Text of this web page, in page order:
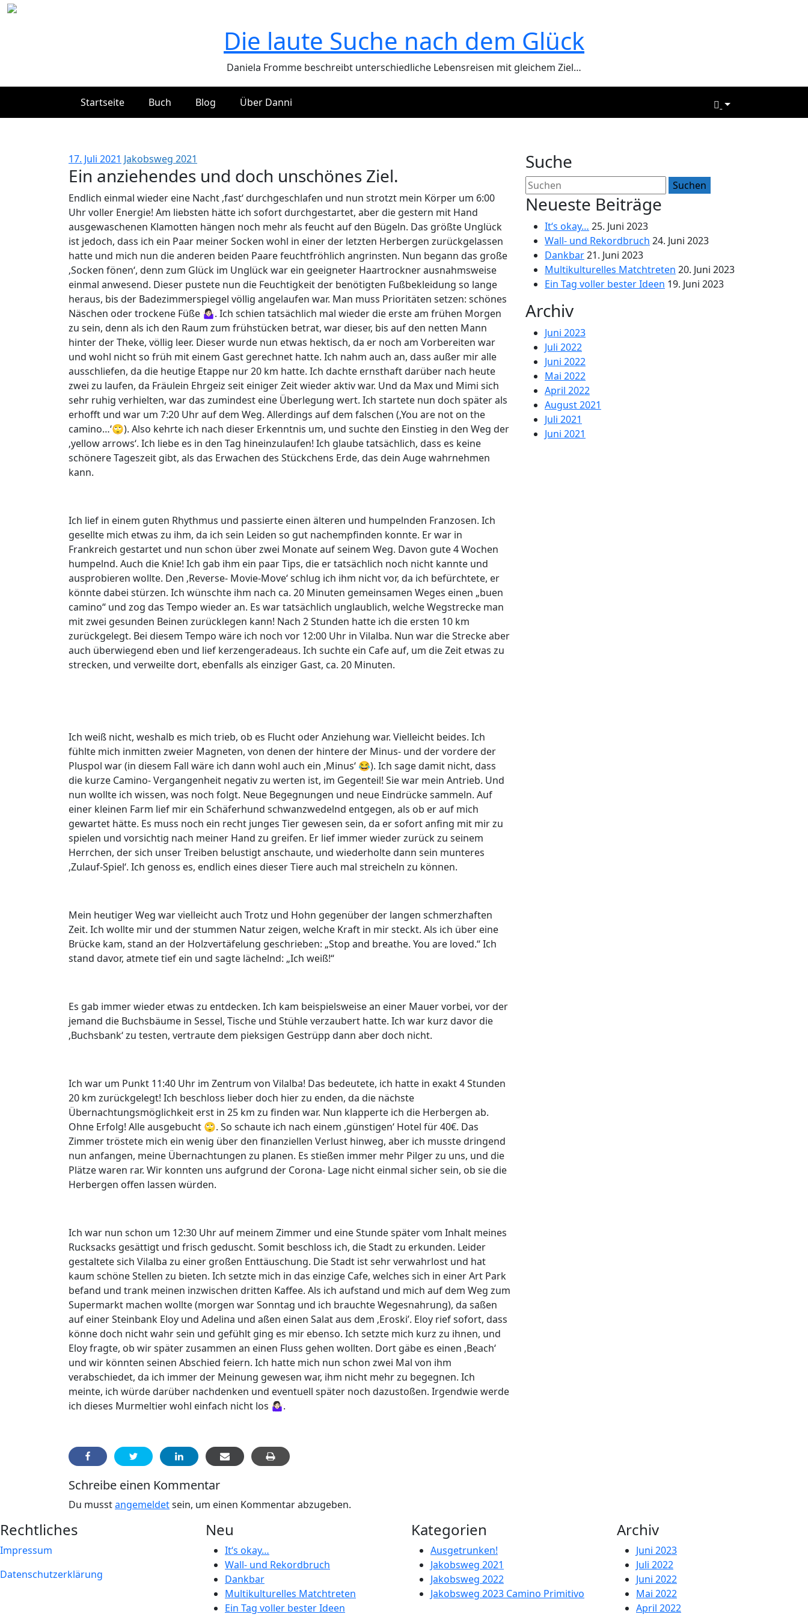
Zum
Die laute Suche nach dem Glück
Daniela Fromme beschreibt unterschiedliche Lebensreisen mit gleichem Ziel…
Startseite Buch Blog Über Danni
17. Juli 2021 Jakobsweg 2021
Ein anziehendes und doch unschönes Ziel.
Endlich einmal wieder eine Nacht ‚fast‘ durchgeschlafen und nun strotzt mein Körper um 6:00
Uhr voller Energie! Am liebsten hätte ich sofort durchgestartet, aber die gestern mit Hand
ausgewaschenen Klamotten hängen noch mehr als feucht auf den Bügeln. Das größte Unglück
ist jedoch, dass ich ein Paar meiner Socken wohl in einer der letzten Herbergen zurückgelassen
hatte und mich nun die anderen beiden Paare feuchtfröhlich angrinsten. Nun begann das große
‚Socken fönen‘, denn zum Glück im Unglück war ein geeigneter Haartrockner ausnahmsweise
einmal anwesend. Dieser pustete nun die Feuchtigkeit der benötigten Fußbekleidung so lange
heraus, bis der Badezimmerspiegel völlig angelaufen war. Man muss Prioritäten setzen: schönes
Näschen oder trockene Füße 🤷🏻‍♀️. Ich schien tatsächlich mal wieder die erste am frühen Morgen
zu sein, denn als ich den Raum zum frühstücken betrat, war dieser, bis auf den netten Mann
hinter der Theke, völlig leer. Dieser wurde nun etwas hektisch, da er noch am Vorbereiten war
und wohl nicht so früh mit einem Gast gerechnet hatte. Ich nahm auch an, dass außer mir alle
ausschliefen, da die heutige Etappe nur 20 km hatte. Ich dachte ernsthaft darüber nach heute
zwei zu laufen, da Fräulein Ehrgeiz seit einiger Zeit wieder aktiv war. Und da Max und Mimi sich
sehr ruhig verhielten, war das zumindest eine Überlegung wert. Ich startete nun doch später als
erhofft und war um 7:20 Uhr auf dem Weg. Allerdings auf dem falschen (‚You are not on the
camino…‘🙄). Also kehrte ich nach dieser Erkenntnis um, und suchte den Einstieg in den Weg der
‚yellow arrows‘. Ich liebe es in den Tag hineinzulaufen! Ich glaube tatsächlich, dass es keine
schönere Tageszeit gibt, als das Erwachen des Stückchens Erde, das dein Auge wahrnehmen
kann.
Ich lief in einem guten Rhythmus und passierte einen älteren und humpelnden Franzosen. Ich
gesellte mich etwas zu ihm, da ich sein Leiden so gut nachempfinden konnte. Er war in
Frankreich gestartet und nun schon über zwei Monate auf seinem Weg. Davon gute 4 Wochen
humpelnd. Auch die Knie! Ich gab ihm ein paar Tips, die er tatsächlich noch nicht kannte und
ausprobieren wollte. Den ‚Reverse- Movie-Move‘ schlug ich ihm nicht vor, da ich befürchtete, er
könnte dabei stürzen. Ich wünschte ihm nach ca. 20 Minuten gemeinsamen Weges einen „buen
camino“ und zog das Tempo wieder an. Es war tatsächlich unglaublich, welche Wegstrecke man
mit zwei gesunden Beinen zurücklegen kann! Nach 2 Stunden hatte ich die ersten 10 km
zurückgelegt. Bei diesem Tempo wäre ich noch vor 12:00 Uhr in Vilalba. Nun war die Strecke aber
auch überwiegend eben und lief kerzengeradeaus. Ich suchte ein Cafe auf, um die Zeit etwas zu
strecken, und verweilte dort, ebenfalls als einziger Gast, ca. 20 Minuten.
Ich weiß nicht, weshalb es mich trieb, ob es Flucht oder Anziehung war. Vielleicht beides. Ich
fühlte mich inmitten zweier Magneten, von denen der hintere der Minus- und der vordere der
Pluspol war (in diesem Fall wäre ich dann wohl auch ein ,Minus‘ 😂). Ich sage damit nicht, dass
die kurze Camino- Vergangenheit negativ zu werten ist, im Gegenteil! Sie war mein Antrieb. Und
nun wollte ich wissen, was noch folgt. Neue Begegnungen und neue Eindrücke sammeln. Auf
einer kleinen Farm lief mir ein Schäferhund schwanzwedelnd entgegen, als ob er auf mich
gewartet hätte. Es muss noch ein recht junges Tier gewesen sein, da er sofort anfing mit mir zu
spielen und vorsichtig nach meiner Hand zu greifen. Er lief immer wieder zurück zu seinem
Herrchen, der sich unser Treiben belustigt anschaute, und wiederholte dann sein munteres
‚Zulauf-Spiel‘. Ich genoss es, endlich eines dieser Tiere auch mal streicheln zu können.
Mein heutiger Weg war vielleicht auch Trotz und Hohn gegenüber der langen schmerzhaften
Zeit. Ich wollte mir und der stummen Natur zeigen, welche Kraft in mir steckt. Als ich über eine
Brücke kam, stand an der Holzvertäfelung geschrieben: „Stop and breathe. You are loved.“ Ich
stand davor, atmete tief ein und sagte lächelnd: „Ich weiß!“
Es gab immer wieder etwas zu entdecken. Ich kam beispielsweise an einer Mauer vorbei, vor der
jemand die Buchsbäume in Sessel, Tische und Stühle verzaubert hatte. Ich war kurz davor die
‚Buchsbank‘ zu testen, vertraute dem pieksigen Gestrüpp dann aber doch nicht.
Ich war um Punkt 11:40 Uhr im Zentrum von Vilalba! Das bedeutete, ich hatte in exakt 4 Stunden
20 km zurückgelegt! Ich beschloss lieber doch hier zu enden, da die nächste
Übernachtungsmöglichkeit erst in 25 km zu finden war. Nun klapperte ich die Herbergen ab.
Ohne Erfolg! Alle ausgebucht 🙄. So schaute ich nach einem ,günstigen‘ Hotel für 40€. Das
Zimmer tröstete mich ein wenig über den finanziellen Verlust hinweg, aber ich musste dringend
nun anfangen, meine Übernachtungen zu planen. Es stießen immer mehr Pilger zu uns, und die
Plätze waren rar. Wir konnten uns aufgrund der Corona- Lage nicht einmal sicher sein, ob sie die
Herbergen offen lassen würden.
Ich war nun schon um 12:30 Uhr auf meinem Zimmer und eine Stunde später vom Inhalt meines
Rucksacks gesättigt und frisch geduscht. Somit beschloss ich, die Stadt zu erkunden. Leider
gestaltete sich Vilalba zu einer großen Enttäuschung. Die Stadt ist sehr verwahrlost und hat
kaum schöne Stellen zu bieten. Ich setzte mich in das einzige Cafe, welches sich in einer Art Park
befand und trank meinen inzwischen dritten Kaffee. Als ich aufstand und mich auf dem Weg zum
Supermarkt machen wollte (morgen war Sonntag und ich brauchte Wegesnahrung), da saßen
auf einer Steinbank Eloy und Adelina und aßen einen Salat aus dem ‚Eroski’. Eloy rief sofort, dass
könne doch nicht wahr sein und gefühlt ging es mir ebenso. Ich setzte mich kurz zu ihnen, und
Eloy fragte, ob wir später zusammen an einen Fluss gehen wollten. Dort gäbe es einen ‚Beach‘
und wir könnten seinen Abschied feiern. Ich hatte mich nun schon zwei Mal von ihm
verabschiedet, da ich immer der Meinung gewesen war, ihm nicht mehr zu begegnen. Ich
meinte, ich würde darüber nachdenken und eventuell später noch dazustoßen. Irgendwie werde
ich dieses Murmeltier wohl einfach nicht los 🤷🏻‍♀️.
Schreibe einen Kommentar
Du musstangemeldetsein, um einen Kommentar abzugeben.
Suche
Neueste Beiträge
It‘s okay… 25. Juni 2023
Wall- und Rekordbruch 24. Juni 2023
Dankbar21. Juni 2023
Multikulturelles Matchtreten 20. Juni 2023
Ein Tag voller bester Ideen 19. Juni 2023
Archiv
Juni 2023
Juli 2022
Juni 2022
Mai 2022
April 2022
August 2021
Juli 2021
Juni 2021
Rechtliches
Impressum
Datenschutzerklärung
Neu
It‘s okay…
Wall- und Rekordbruch
Dankbar
Multikulturelles Matchtreten
Ein Tag voller bester Ideen
Kategorien
Ausgetrunken!
Jakobsweg 2021
Jakobsweg 2022
Jakobsweg 2023 Camino Primitivo
Archiv
Juni 2023
Juli 2022
Juni 2022
Mai 2022
April 2022